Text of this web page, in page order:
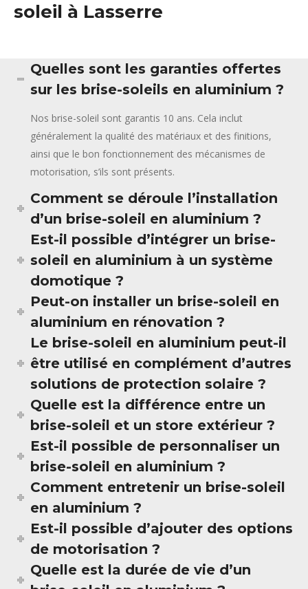
soleil à Lasserre
Quelles sont les garanties offertes
sur les brise-soleils en aluminium ?
Nos brise-soleil sont garantis 10 ans. Cela inclut
généralement la qualité des matériaux et des finitions,
ainsi que le bon fonctionnement des mécanismes de
motorisation, s’ils sont présents.
Comment se déroule l’installation
d’un brise-soleil en aluminium ?
Est-il possible d’intégrer un brise-
soleil en aluminium à un système
domotique ?
Peut-on installer un brise-soleil en
aluminium en rénovation ?
Le brise-soleil en aluminium peut-il
être utilisé en complément d’autres
solutions de protection solaire ?
Quelle est la différence entre un
brise-soleil et un store extérieur ?
Est-il possible de personnaliser un
brise-soleil en aluminium ?
Comment entretenir un brise-soleil
en aluminium ?
Est-il possible d’ajouter des options
de motorisation ?
Quelle est la durée de vie d’un